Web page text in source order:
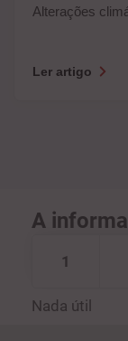
Alterações
Ler artigo
A
Nada útil
1